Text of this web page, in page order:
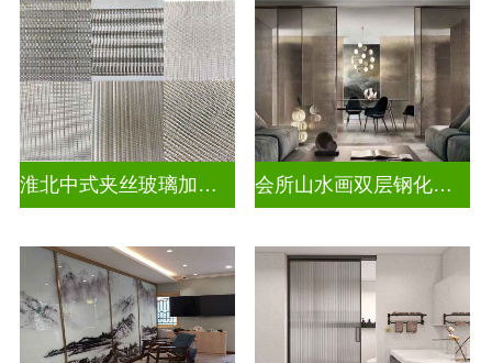
淮北中式夹丝玻璃加工点 会所山水画双层钢化夹胶